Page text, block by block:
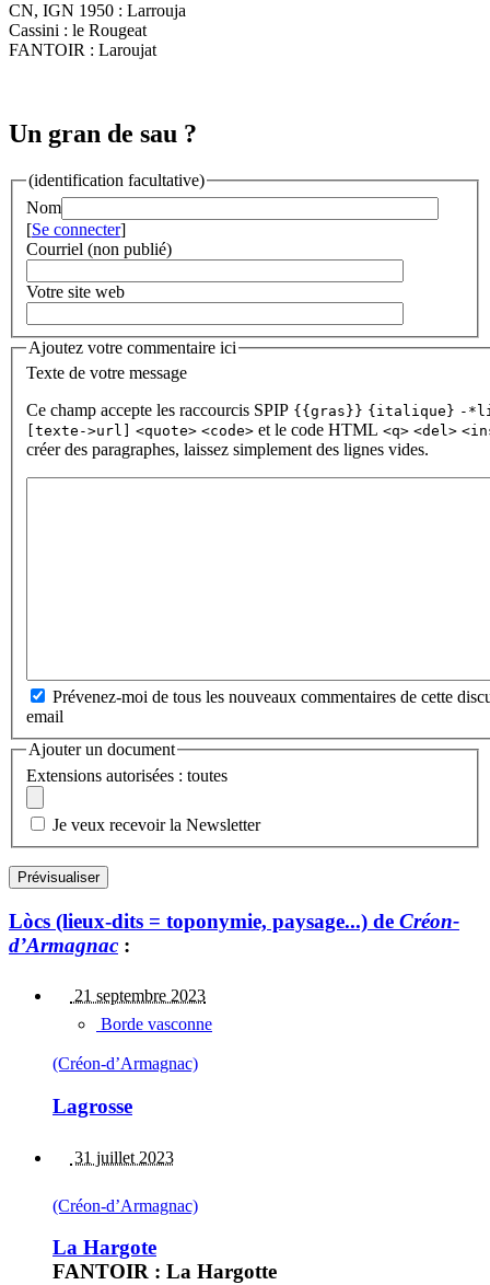
CN, IGN 1950 : Larrouja
Cassini : le Rougeat
FANTOIR : Laroujat
Un gran de sau ?
(identification facultative)
Nom
[Se connecter]
Courriel (non publié)
Votre site web
Ajoutez votre commentaire ici
Texte de votre message
Ce champ accepte les raccourcis SPIP {{gras}} {italique} -
[texte->url]
<quote> <code> et le code HTML <q> <del>
créer des paragraphes, laissez simplement des lignes vides.
Prévenez-moi de tous les nouveaux commentaires de cette
email
Ajouter un document
Extensions autorisées : toutes
Je veux recevoir la Newsletter
Lòcs (lieux-dits = toponymie, paysage...) de Créon-
d’Armagnac :
21 septembre 2023
Borde vasconne
(Créon-d’Armagnac)
Lagrosse
31 juillet 2023
(Créon-d’Armagnac)
La Hargote
FANTOIR : La Hargotte